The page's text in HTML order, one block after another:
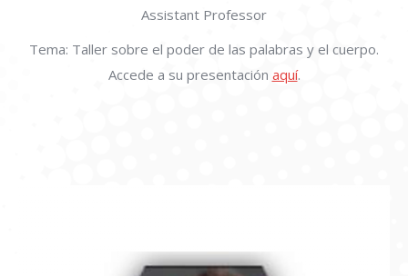
Assistant Professor
Tema: Taller sobre el poder de las palabras y el cuerpo.
Accede a su presentación aquí.